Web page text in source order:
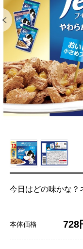
今日はどの味かな？
本体価格 728